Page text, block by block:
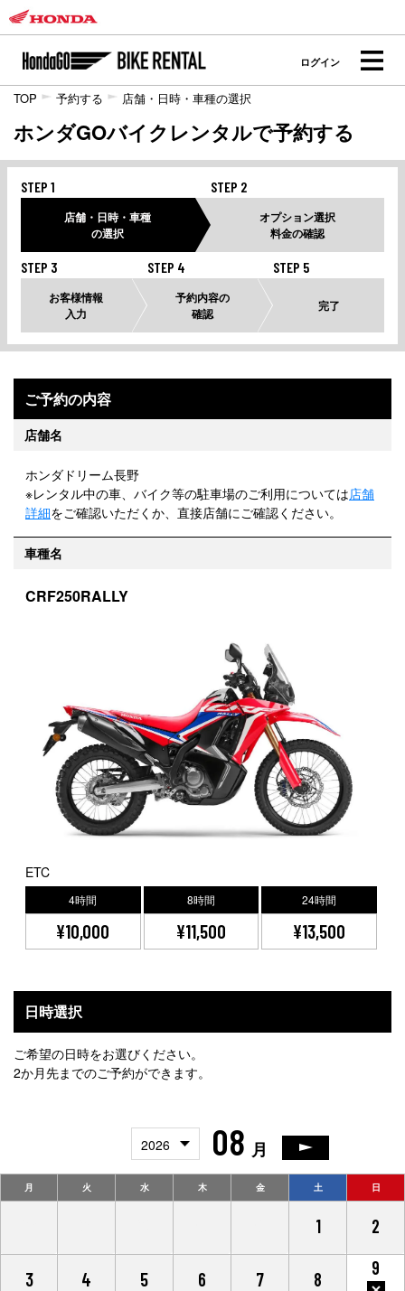
ログイン
TOP 予約する 店舗・日時・車種の選択
ホンダGOバイクレンタルで予約する
STEP 1
店舗・日時・車種
の選択
STEP 2
オプション選択
料金の確認
STEP 3
お客様情報
入力
STEP 4
予約内容の
確認
STEP 5
完了
ご予約の内容
店舗名
ホンダドリーム長野
※レンタル中の車、バイク等の駐車場のご利用については店舗
詳細をご確認いただくか、直接店舗にご確認ください。
車種名
CRF250RALLY
ETC
4時間
¥10,000
8時間
¥11,500
24時間
¥13,500
日時選択
ご希望の日時をお選びください。
2か月先までのご予約ができます。
2026 08 月
月 火 水 木 金 土 日
1 2
3 4 5 6 7 8
9